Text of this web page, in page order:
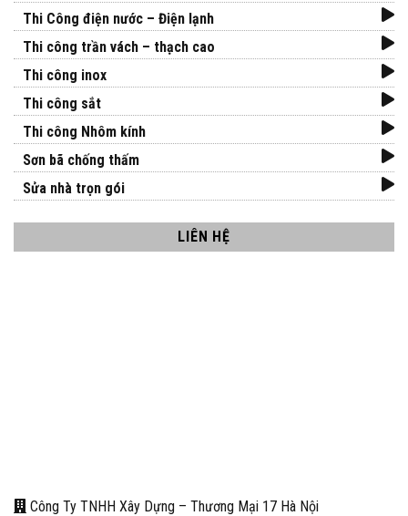
Thi Công điện nước – Điện lạnh
Thi công trần vách – thạch cao
Thi công inox
Thi công sắt
Thi công Nhôm kính
Sơn bã chống thấm
Sửa nhà trọn gói
LIÊN HỆ
Công Ty TNHH Xây Dựng – Thương Mại 17 Hà Nội